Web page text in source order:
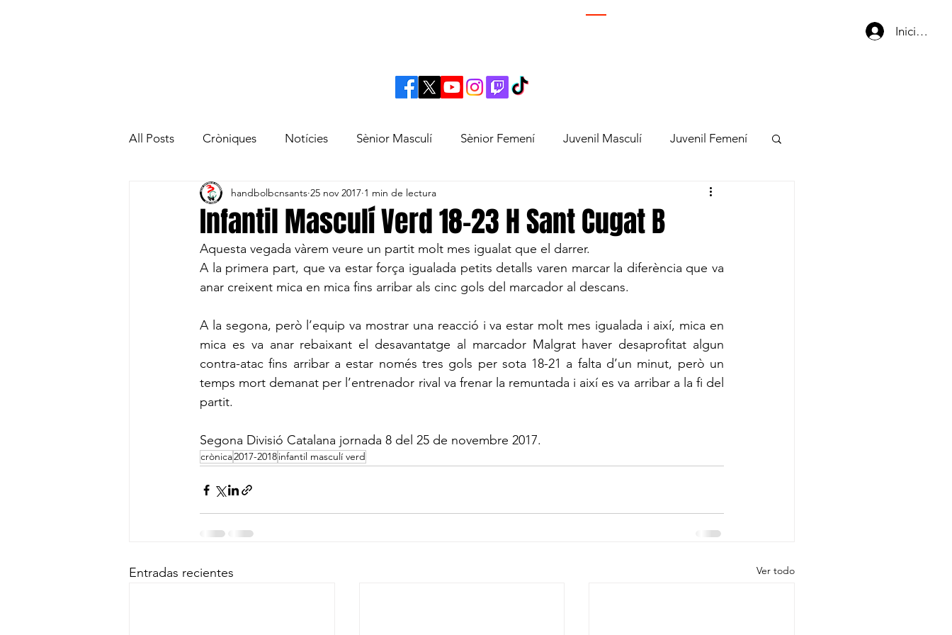
Iniciar
All Posts Cròniques Notícies Sènior Masculí Sènior Femení Juvenil Masculí Juvenil Femení
Cadet Masculí Cadet Femení Infantil Masculí Aleví Femení
Prealeví Masculí Benjamí Masculí Benajmí Femení Prebenjamí Mixt
Infantil Masculí Verd 18-23 H Sant Cugat B
handbolbcnsants 25 nov 2017 1 min de lectura
Aquesta vegada vàrem veure un partit molt mes igualat que el darrer.
A la primera part, que va estar força igualada petits detalls varen marcar la diferència que va
anar creixent mica en mica fins arribar als cinc gols del marcador al descans.
A la segona, però l’equip va mostrar una reacció i va estar molt mes igualada i així, mica en
mica es va anar rebaixant el desavantatge al marcador Malgrat haver desaprofitat algun
contra-atac fins arribar a estar només tres gols per sota 18-21 a falta d’un minut, però un
temps mort demanat per l’entrenador rival va frenar la remuntada i així es va arribar a la fi del
partit.
Segona Divisió Catalana jornada 8 del 25 de novembre 2017.
crònica2017-2018infantil masculí verd
Entradas recientes Ver todo